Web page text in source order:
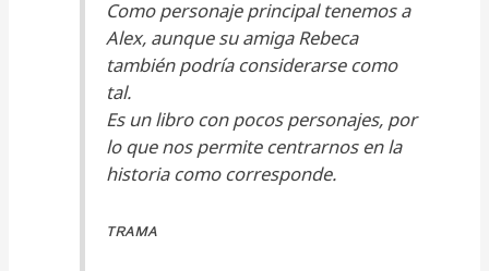
Como personaje principal tenemos a
Alex, aunque su amiga Rebeca
también podría considerarse como
tal.
Es un libro con pocos personajes, por
lo que nos permite centrarnos en la
historia como corresponde.
ᴛʀᴀᴍᴀ